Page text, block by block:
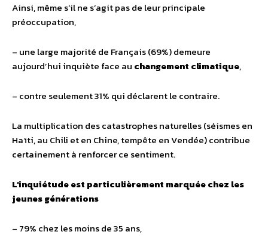
Ainsi, même s’il ne s’agit pas de leur principale
préoccupation,
– une large majorité de Français (69%) demeure
aujourd’hui inquiète face au changement climatique,
– contre seulement 31% qui déclarent le contraire.
La multiplication des catastrophes naturelles (séismes en
Haïti, au Chili et en Chine, tempête en Vendée) contribue
certainement à renforcer ce sentiment.
L’inquiétude est particulièrement marquée chez les
jeunes générations
– 79% chez les moins de 35 ans,